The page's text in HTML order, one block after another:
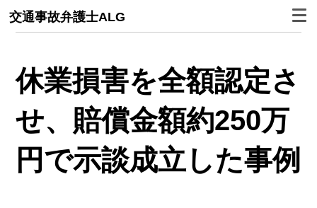
交通事故弁護士ALG
休業損害を全額認定さ
せ、賠償金額約250万
円で示談成立した事例